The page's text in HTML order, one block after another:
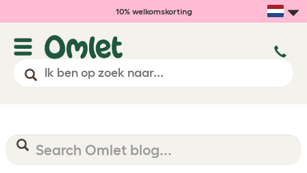
10% welkomskorting